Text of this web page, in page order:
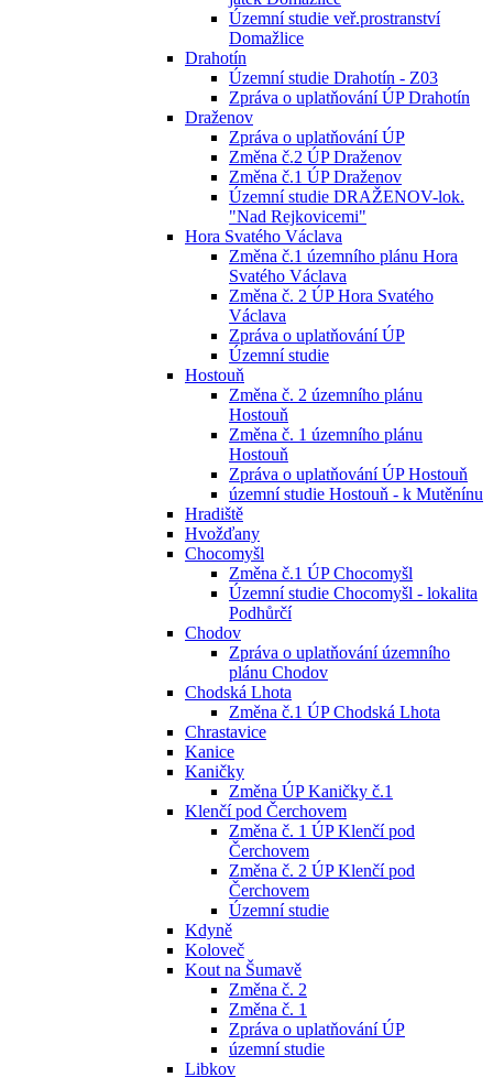
Územní studie veř.prostranství
Domažlice
Drahotín
Územní studie Drahotín - Z03
Zpráva o uplatňování ÚP Drahotín
Draženov
Zpráva o uplatňování ÚP
Změna č.2 ÚP Draženov
Změna č.1 ÚP Draženov
Územní studie DRAŽENOV-lok.
"Nad Rejkovicemi"
Hora Svatého Václava
Změna č.1 územního plánu Hora
Svatého Václava
Změna č. 2 ÚP Hora Svatého
Václava
Zpráva o uplatňování ÚP
Územní studie
Hostouň
Změna č. 2 územního plánu
Hostouň
Změna č. 1 územního plánu
Hostouň
Zpráva o uplatňování ÚP Hostouň
územní studie Hostouň - k Mutěnínu
Hradiště
Hvožďany
Chocomyšl
Změna č.1 ÚP Chocomyšl
Územní studie Chocomyšl - lokalita
Podhůrčí
Chodov
Zpráva o uplatňování územního
plánu Chodov
Chodská Lhota
Změna č.1 ÚP Chodská Lhota
Chrastavice
Kanice
Kaničky
Změna ÚP Kaničky č.1
Klenčí pod Čerchovem
Změna č. 1 ÚP Klenčí pod
Čerchovem
Změna č. 2 ÚP Klenčí pod
Čerchovem
Územní studie
Kdyně
Koloveč
Kout na Šumavě
Změna č. 2
Změna č. 1
Zpráva o uplatňování ÚP
územní studie
Libkov